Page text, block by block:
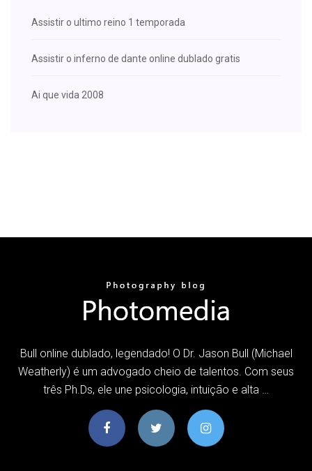
Assistir o ultimo reino 1 temporada
Assistir o inferno de dante online dublado gratis
Ai que vida 2008
Bull online dublado, legendado! O Dr. Jason Bull (Michael
Weatherly) é um advogado cheio de talentos. Com seus
três Ph.Ds, ele une psicologia, intuição e alta …